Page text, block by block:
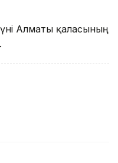
Алматы қаласының